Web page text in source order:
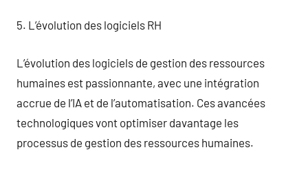
5. L’évolution des logiciels RH
L’évolution des logiciels de gestion des ressources
humaines est passionnante, avec une intégration
accrue de l’IA et de l’automatisation. Ces avancées
technologiques vont optimiser davantage les
processus de gestion des ressources humaines.